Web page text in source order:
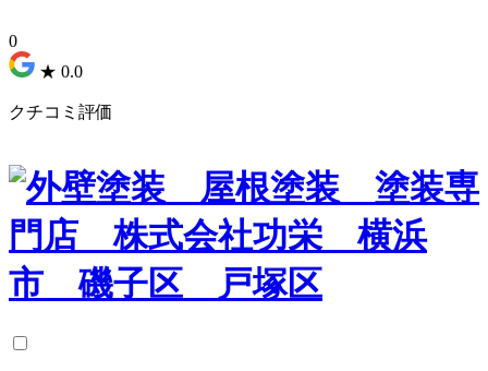
0
★ 0.0
クチコミ評価